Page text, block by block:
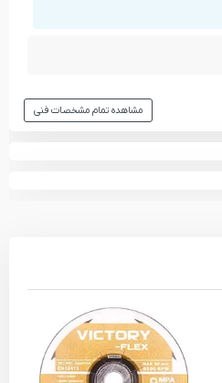
مشاهده تمام مشخصات فنی